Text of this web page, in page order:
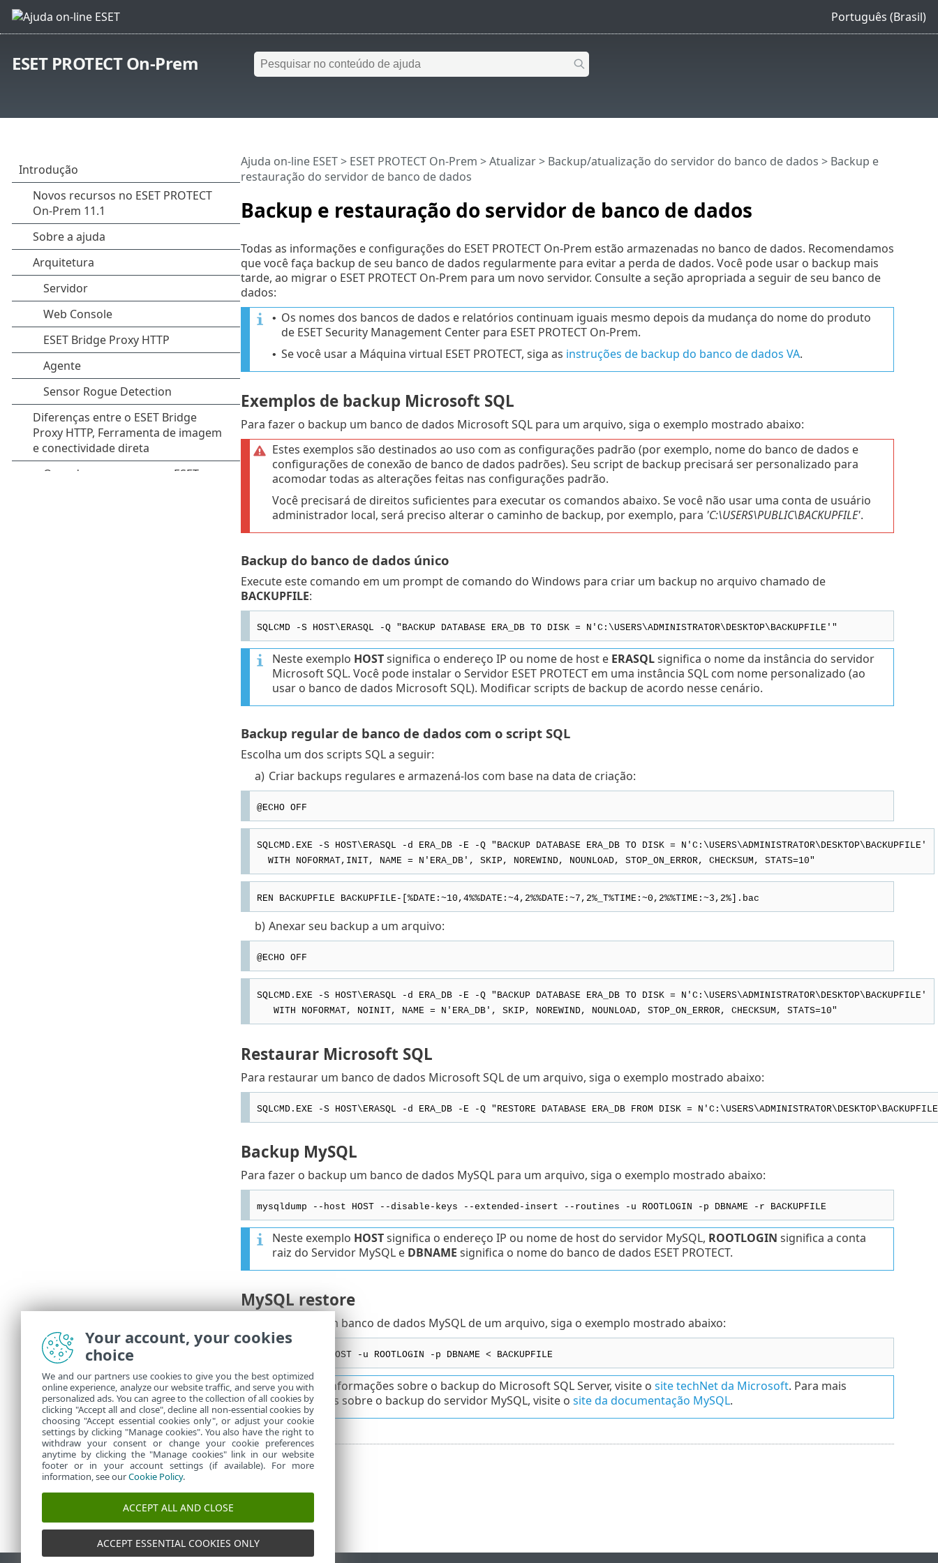
Português (Brasil)
ESET PROTECT On-Prem
Backup e restauração do servidor de banco de dados
Ajuda on-line ESET> ESET PROTECT On-Prem >Atualizar> Backup/atualização do servidor do banco de dados > Backup e
restauração do servidor de banco de dados
Todas as informações e configurações do ESET PROTECT On-Prem estão armazenadas no banco de dados. Recomendamos
que você faça backup de seu banco de dados regularmente para evitar a perda de dados. Você pode usar o backup mais
tarde, ao migrar o ESET PROTECT On-Prem para um novo servidor. Consulte a seção apropriada a seguir de seu banco de
dados:
• Os nomes dos bancos de dados e relatórios continuam iguais mesmo depois da mudança do nome do produto
de ESET Security Management Center para ESET PROTECT On-Prem.
• Se você usar a Máquina virtual ESET PROTECT, siga as instruções de backup do banco de dados VA.
Exemplos de backup Microsoft SQL
Para fazer o backup um banco de dados Microsoft SQL para um arquivo, siga o exemplo mostrado abaixo:
Estes exemplos são destinados ao uso com as configurações padrão (por exemplo, nome do banco de dados e
configurações de conexão de banco de dados padrões). Seu script de backup precisará ser personalizado para
acomodar todas as alterações feitas nas configurações padrão.
Você precisará de direitos suficientes para executar os comandos abaixo. Se você não usar uma conta de usuário
administrador local, será preciso alterar o caminho de backup, por exemplo, para 'C:\USERS\PUBLIC\BACKUPFILE'.
Backup do banco de dados único
Execute este comando em um prompt de comando do Windows para criar um backup no arquivo chamado de
BACKUPFILE:
SQLCMD -S HOST\ERASQL -Q "BACKUP DATABASE ERA_DB TO DISK = N'C:\USERS\ADMINISTRATOR\DESKTOP\BACKUPFILE'"
Neste exemplo HOSTsignifica o endereço IP ou nome de host e ERASQLsignifica o nome da instância do servidor
Microsoft SQL. Você pode instalar o Servidor ESET PROTECT em uma instância SQL com nome personalizado (ao
usar o banco de dados Microsoft SQL). Modificar scripts de backup de acordo nesse cenário.
Backup regular de banco de dados com o script SQL
Escolha um dos scripts SQL a seguir:
a) Criar backups regulares e armazená-los com base na data de criação:
@ECHO OFF
SQLCMD.EXE -S HOST\ERASQL -d ERA_DB -E -Q "BACKUP DATABASE ERA_DB TO DISK = N'C:\USERS\ADMINISTRATOR\DESKTOP\BACKUPFILE'
WITH NOFORMAT,INIT, NAME = N'ERA_DB', SKIP, NOREWIND, NOUNLOAD, STOP_ON_ERROR, CHECKSUM, STATS=10"
REN BACKUPFILE BACKUPFILE-[%DATE:~10,4%%DATE:~4,2%%DATE:~7,2%_T%TIME:~0,2%%TIME:~3,2%].bac
b) Anexar seu backup a um arquivo:
@ECHO OFF
SQLCMD.EXE -S HOST\ERASQL -d ERA_DB -E -Q "BACKUP DATABASE ERA_DB TO DISK = N'C:\USERS\ADMINISTRATOR\DESKTOP\BACKUPFILE'
WITH NOFORMAT, NOINIT, NAME = N'ERA_DB', SKIP, NOREWIND, NOUNLOAD, STOP_ON_ERROR, CHECKSUM, STATS=10"
Restaurar Microsoft SQL
Para restaurar um banco de dados Microsoft SQL de um arquivo, siga o exemplo mostrado abaixo:
SQLCMD.EXE -S HOST\ERASQL -d ERA_DB -E -Q "RESTORE DATABASE ERA_DB FROM DISK =
Backup MySQL
Para fazer o backup um banco de dados MySQL para um arquivo, siga o exemplo mostrado abaixo:
mysqldump --host HOST --disable-keys --extended-insert --routines -u ROOTLOGIN -p DBNAME -r BACKUPFILE
Neste exemplo HOSTsignifica o endereço IP ou nome de host do servidor MySQL, ROOTLOGIN significa a conta
raiz do Servidor MySQL e DBNAME significa o nome do banco de dados ESET PROTECT.
MySQL restore
Para restaurar um banco de dados MySQL de um arquivo, siga o exemplo mostrado abaixo:
mysql --host HOST -u ROOTLOGIN -p DBNAME < BACKUPFILE
Para mais informações sobre o backup do Microsoft SQL Server, visite o site techNet da Microsoft. Para mais
informações sobre o backup do servidor MySQL, visite o site da documentação MySQL.
Your account, your cookies
choice
We and our partners use cookies to give you the best optimized
online experience, analyze our website traffic, and serve you with
personalized ads. You can agree to the collection of all cookies by
clicking "Accept all and close", decline all non-essential cookies by
choosing "Accept essential cookies only", or adjust your cookie
settings by clicking "Manage cookies". You also have the right to
withdraw your consent or change your cookie preferences
anytime by clicking the "Manage cookies" link in our website
footer or in your account settings (if available). For more
information, see ourCookie Policy.
ACCEPT ALL AND CLOSE
ACCEPT ESSENTIAL COOKIES ONLY